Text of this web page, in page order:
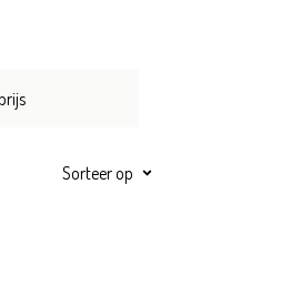
Sorteer op